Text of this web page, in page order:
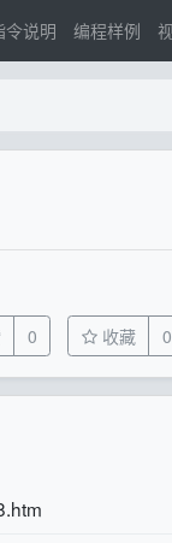
令说明 编程样例
0 收藏 0